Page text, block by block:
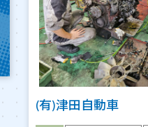
(有)津田自動車